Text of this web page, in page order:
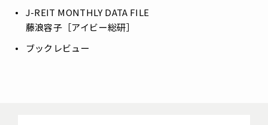
J-REIT MONTHLY DATA FILE
藤浪容子［アイビー総研］
ブックレビュー